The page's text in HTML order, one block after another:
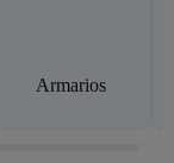
Armarios